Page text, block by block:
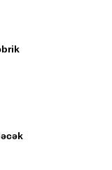
məsciddə